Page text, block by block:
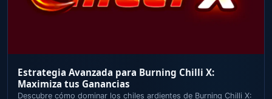
Estrategia Avanzada para Burning Chilli X:
Maximiza tus Ganancias
Descubre cómo dominar los chiles ardientes de Burning Chilli X: